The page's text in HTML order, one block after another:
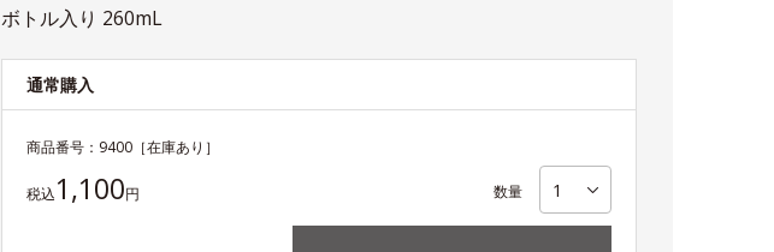
ボトル入り 260mL
通常購入
商品番号： 9400 ［在庫あり］
税込1,100円 数量